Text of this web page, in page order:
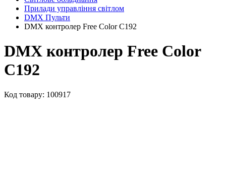
Прилади управління світлом
DMX Пульти
DMX контролер Free Color C192
DMX контролер Free Color
C192
Код товару: 100917